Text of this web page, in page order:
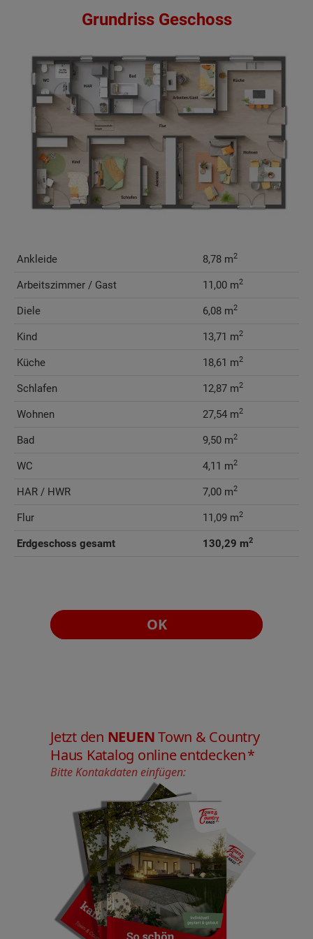
Grundriss Geschoss
Ankleide 8,78 m2
Arbeitszimmer / Gast 11,00 m2
Diele 6,08 m2
Kind 13,71 m2
Küche 18,61 m2
Schlafen 12,87 m2
Wohnen 27,54 m2
Bad 9,50 m2
WC 4,11 m2
HAR / HWR 7,00 m2
Flur 11,09 m2
Erdgeschoss gesamt 130,29 m2